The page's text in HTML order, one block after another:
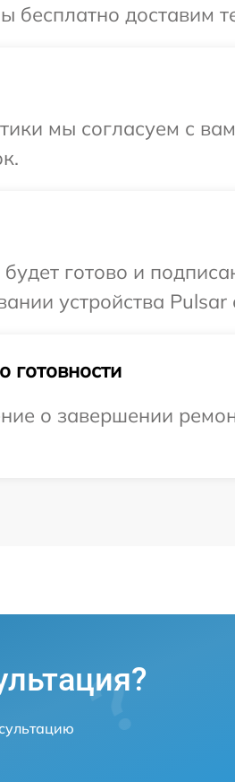
бесплатно доставим
мы согласуем с
будет готово и
устройства Pulsar
о завершении